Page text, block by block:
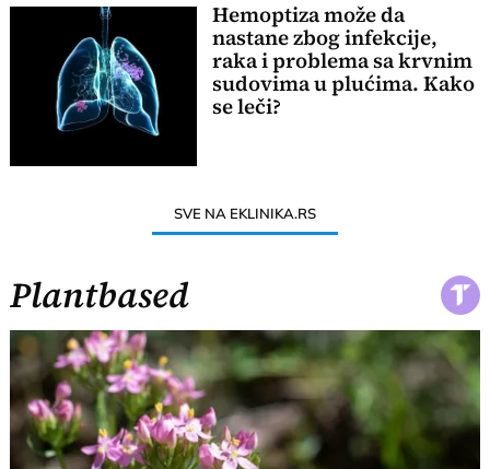
Hemoptiza može da
nastane zbog infekcije,
raka i problema sa krvnim
sudovima u plućima. Kako
se leči?
SVE NA EKLINIKA.RS
Plantbased